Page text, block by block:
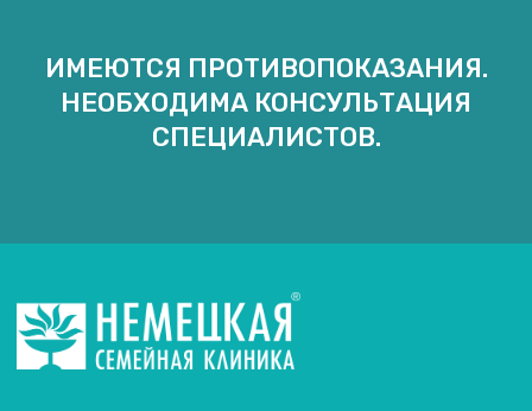
ИМЕЮТСЯ ПРОТИВОПОКАЗАНИЯ.
НЕОБХОДИМА КОНСУЛЬТАЦИЯ
СПЕЦИАЛИСТОВ.